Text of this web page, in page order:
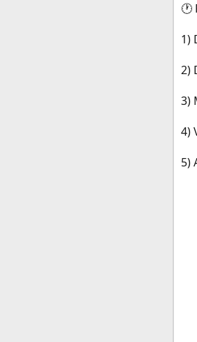
🕐
1)
2)
3)
4)
5)